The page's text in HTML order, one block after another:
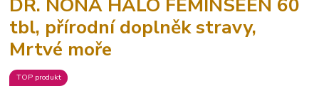
tbl, přírodní doplněk stravy,
Mrtvé moře
TOP produkt